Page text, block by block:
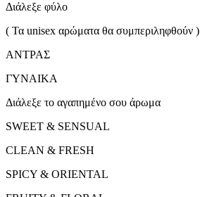
Διάλεξε φύλο
( Τα unisex αρώματα θα συμπεριληφθούν )
ΑΝΤΡΑΣ
ΓΥΝΑΙΚΑ
Διάλεξε το αγαπημένο σου άρωμα
SWEET & SENSUAL
CLEAN & FRESH
SPICY & ORIENTAL